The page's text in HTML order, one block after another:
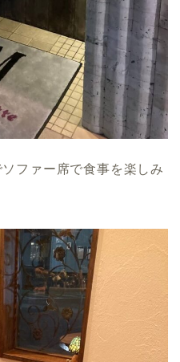
ファー席で食事を楽しみ